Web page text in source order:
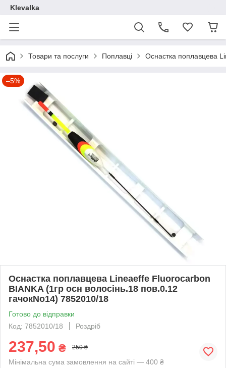
Klevalka
Товари та послуги Поплавці Оснастка поплавцева
–5%
Оснастка поплавцева Lineaeffe Fluorocarbon
BIANKA (1гр осн волосінь.18 пов.0.12
гачокNo14) 7852010/18
Готово до відправки
Код: 7852010/18
Роздріб
237,50 ₴ 250 ₴
Мінімальна сума замовлення на сайті — 400 ₴